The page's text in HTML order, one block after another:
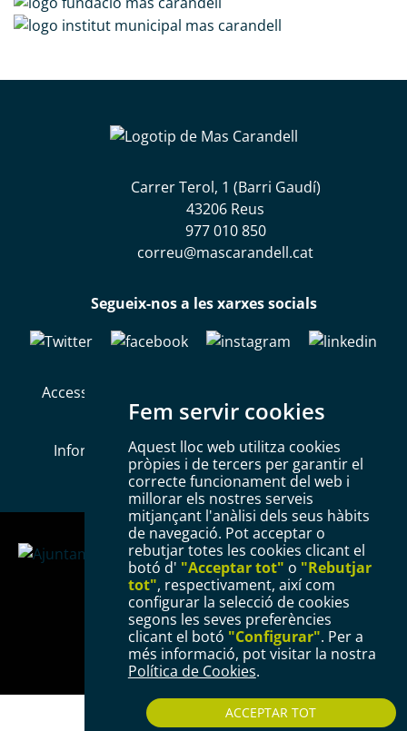
Fem servir cookies
Aquest lloc web utilitza cookies
pròpies i de tercers per garantir el
correcte funcionament del web i
millorar els nostres serveis
mitjançant l'anàlisi dels seus hàbits
de navegació. Pot acceptar o
rebutjar totes les cookies clicant el
botó d' "Acceptar tot" o "Rebutjar
tot", respectivament, així com
configurar la selecció de cookies
segons les seves preferències
clicant el botó "Configurar". Per a
més informació, pot visitar la nostra
Política de Cookies.
ACCEPTAR TOT
Carrer Terol, 1 (Barri Gaudí)
43206 Reus
977 010 850
correu@mascarandell.cat
Segueix-nos a les xarxes socials
Accessibilitat
Avís legal
Política de privacitat
Informació Bàsica RGPD
Configurar Cookies
Plaça del Mercadal ·
43201 Reus
977 010 010
ajuntament@reus.cat
reus.cat